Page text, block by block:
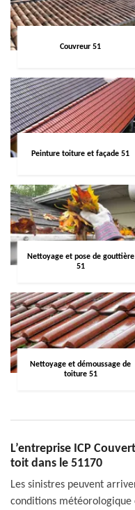
Couvreur 51
Peinture toiture et façade 51
Nettoyage et pose de gouttière
51
Nettoyage et démoussage de
toiture 51
L’entreprise ICP
toit dans le 51170
Les sinistres peuvent
conditions météorologique